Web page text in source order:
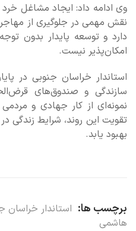
وی ادامه داد: ایجاد مشاغل
نقش مهمی در جلوگیری از
دارد و توسعه پایدار بدون
امکان‌پذیر نیست.
استاندار خراسان جنوبی در
سازندگی و صندوق‌های
نمونه‌ای از کار جهادی و مردمی
تقویت این روند، شرایط زندگی
بهبود یابد.
برچسب ها: استاندار خراسان
هاشمی